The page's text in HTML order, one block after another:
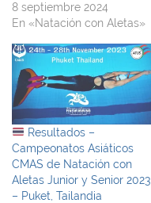
8 septiembre 2024
En «Natación con Aletas»
Resultados –
Campeonatos Asiáticos
CMAS de Natación con
Aletas Junior y Senior 2023
– Puket, Tailandia